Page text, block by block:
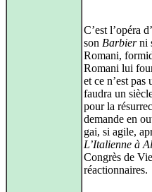
C’est l’opéra
son Barbierni
Romani,
Romani lui
et ce n’est
faudra un
pour la
demande en
gai, si agile,
L’Italienne à
Congrès de
réactionnaires.